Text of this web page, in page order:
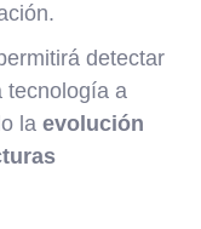
detectar
tecnología a
la evolución